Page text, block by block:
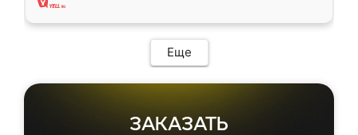
Еще
ЗАКАЗАТЬ